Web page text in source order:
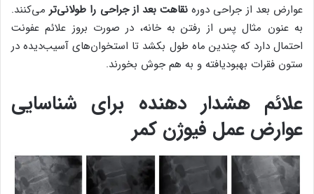
عوارض بعد از جراحی دوره نقاهت بعد از جراحی را طولانی‌تر می‌کنند.
به عنون مثال پس از رفتن به خانه، در صورت بروز علائم عفونت
احتمال دارد که چندین ماه طول بکشد تا استخوان‌های آسیب‌دیده در
ستون فقرات بهبودیافته و به هم جوش بخورند.
علائم هشدار دهنده برای شناسایی
عوارض عمل فیوژن کمر